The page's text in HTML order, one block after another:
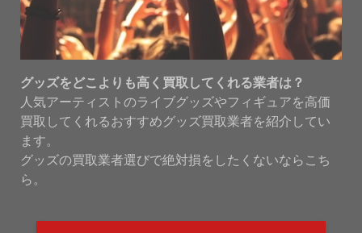
グッズをどこよりも高く買取してくれる業者は？
人気アーティストのライブグッズやフィギュアを高価
買取してくれるおすすめグッズ買取業者を紹介してい
ます。
グッズの買取業者選びで絶対損をしたくないならこち
ら。